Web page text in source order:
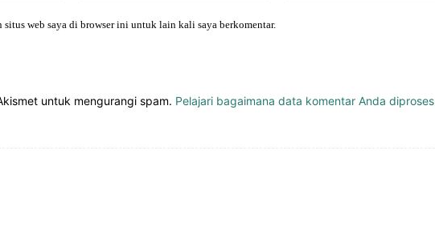
situs web saya di browser ini untuk lain kali saya berkomentar.
untuk mengurangi spam. Pelajari bagaimana data komentar Anda diproses